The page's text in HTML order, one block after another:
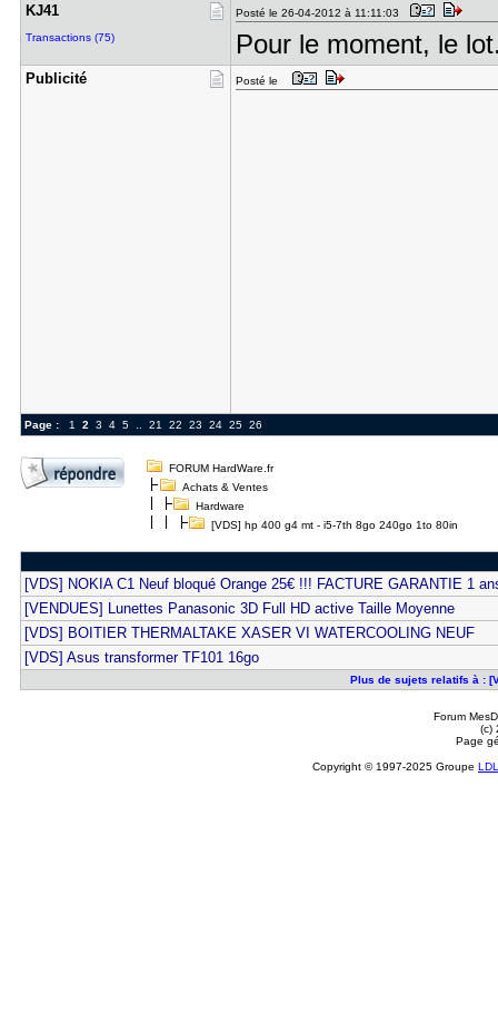
KJ41
Transactions (75)
Posté le 26-04-2012 à 11:11:03
Pour le moment, le
Publicité Posté le
Page : 1 2 3 4 5.. 21 22 23 24 25 26
FORUM HardWare.fr
Achats & Ventes
Hardware
[VDS] hp 400 g4 mt - i5-7th 8go 240go 1to 80in
[VDS] NOKIA C1 Neuf bloqué Orange 25€ !!! FACTURE GARANTIE 1
[VENDUES] Lunettes Panasonic 3D Full HD active Taille Moyenne
[VDS] BOITIER THERMALTAKE XASER VI WATERCOOLING NEUF
[VDS] Asus transformer TF101 16go
Plus de sujets relatifs à :
Forum
(c)
Page
Copyright © 1997-2025 Groupe